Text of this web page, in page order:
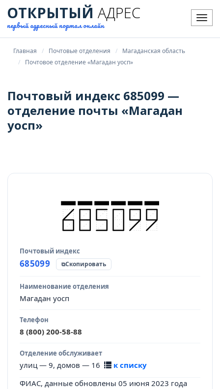
ОТКРЫТЫЙ АДРЕС
первый адресный портал онлайн
Главная Почтовые отделения
Магаданская область
Почтовое отделение «Магадан уосп»
Почтовый индекс 685099 —
отделение почты «Магадан
уосп»
Почтовый индекс
685099 Скопировать
Наименование отделения
Магадан уосп
Телефон
8 (800) 200-58-88
Отделение обслуживает
улиц — 9, домов — 16 к списку
Источник данных
ФИАС, данные обновлены 05 июня 2023 года